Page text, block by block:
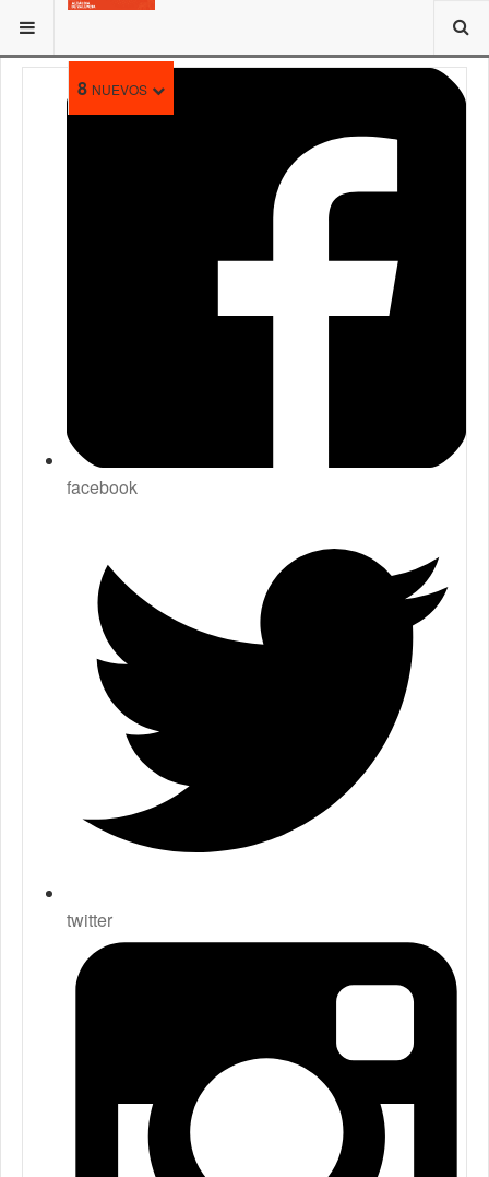
8 NUEVOS
ESTÁ AQUÍ:
facebook
twitter